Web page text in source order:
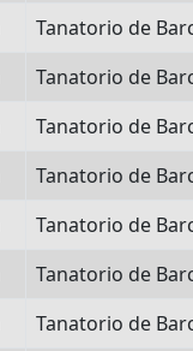
Tanatorio de
Tanatorio de
Tanatorio de
Tanatorio de
Tanatorio de
Tanatorio de
Tanatorio de